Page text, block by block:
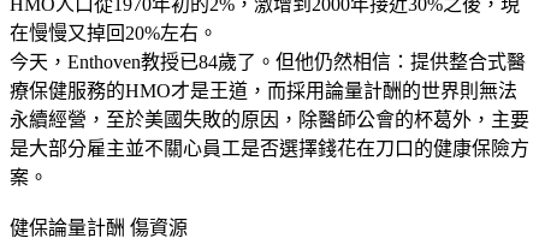
在慢慢又掉回20%左右。
今天，Enthoven教授已84歲了。但他仍然相信：提供整合式醫
療保健服務的HMO才是王道，而採用論量計酬的世界則無法
永續經營，至於美國失敗的原因，除醫師公會的杯葛外，主要
是大部分雇主並不關心員工是否選擇錢花在刀口的健康保險方
案。
健保論量計酬 傷資源